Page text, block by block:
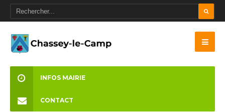
INFOS MAIRIE
CONTACT